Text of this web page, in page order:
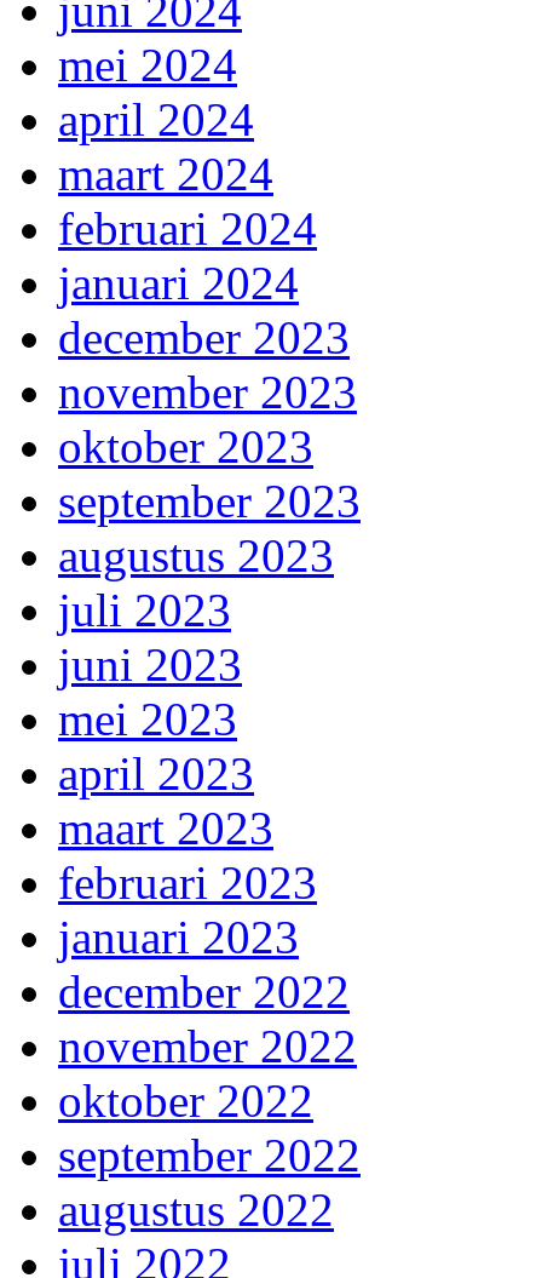
mei 2024
april 2024
maart 2024
februari 2024
januari 2024
december 2023
november 2023
oktober 2023
september 2023
augustus 2023
juli 2023
juni 2023
mei 2023
april 2023
maart 2023
februari 2023
januari 2023
december 2022
november 2022
oktober 2022
september 2022
augustus 2022
juli 2022